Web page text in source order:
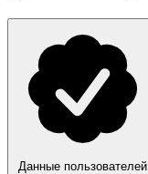
Данные пользователей